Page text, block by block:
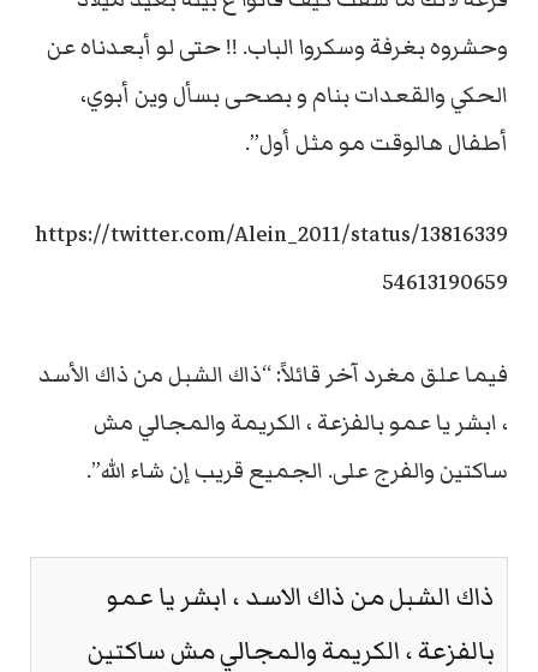
وحشروه بغرفة وسكروا الباب. !! حتى لو أبعدناه عن
الحكي والقعدات بنام و بصحى بسأل وين أبوي،
أطفال هالوقت مو مثل أول”.
https://twitter.com/Alein_2011/status/13816339
54613190659
فيما علق مغرد آخر قائلاً: “ذاك الشبل من ذاك الأسد
، ابشر يا عمو بالفزعة ، الكريمة والمجالي مش
ساكتين والفرج على. الجميع قريب إن شاء الله”.
ذاك الشبل من ذاك الاسد ، ابشر يا عمو
بالفزعة ، الكريمة والمجالي مش ساكتين